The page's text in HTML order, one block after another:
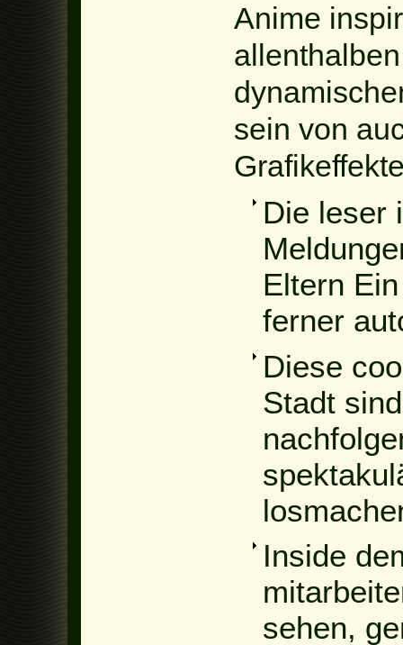
Anime
sein von
Die leser
Eltern
ferner
Diese
Stadt
Inside
sehen,